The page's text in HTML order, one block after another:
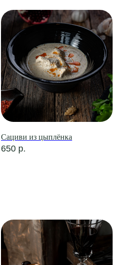
Сациви из цыплёнка
650 р.